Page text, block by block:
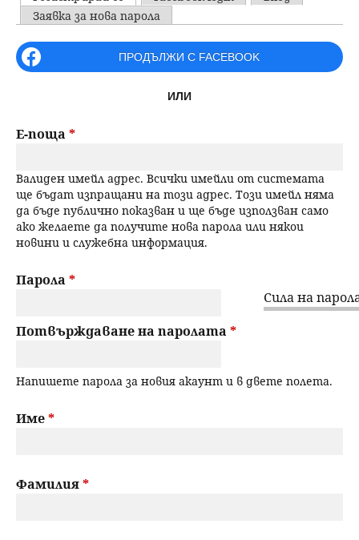
н
ю
ъ
р
е
н
е
u
P
r
i
a
y
t
a
b
Заявка за нова парола
ПРОДЪЛЖИ С FACEBOOK
ИЛИ
Е-поща *
Валиден имейл адрес. Всички имейли от системата
ще бъдат изпращани на този адрес. Този имейл няма
да бъде публично показван и ще бъде използван само
ако желаете да получите нова парола или някои
новини и служебна информация.
Сила на
Парола *
Потвърждаване на паролата *
Напишете парола за новия акаунт и в двете полета.
Име*
Фамилия*